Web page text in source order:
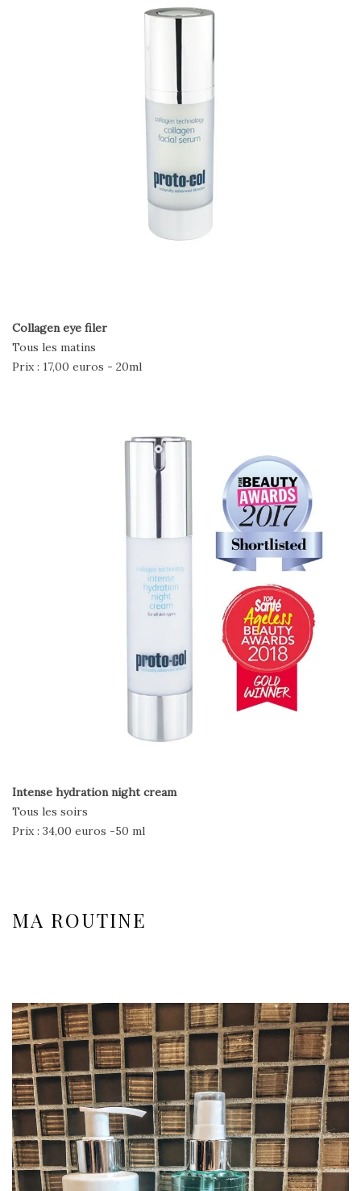
Collagen eye filer
Tous les matins
Prix : 17,00 euros - 20ml
Intense hydration night cream
Tous les soirs
Prix : 34,00 euros -50 ml
MA ROUTINE